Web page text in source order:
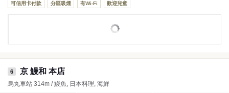
可信用卡付款 分區吸煙 有Wi-Fi 歡迎兒童
6 京 鰻和 本店
烏丸車站 314m / 鰻魚, 日本料理, 海鮮